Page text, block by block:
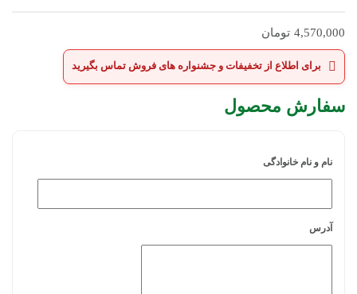
4,570,000 تومان
برای اطلاع از تخفیفات و جشنواره های فروش تماس بگیرید
سفارش محصول
نام و نام خانوادگی
آدرس